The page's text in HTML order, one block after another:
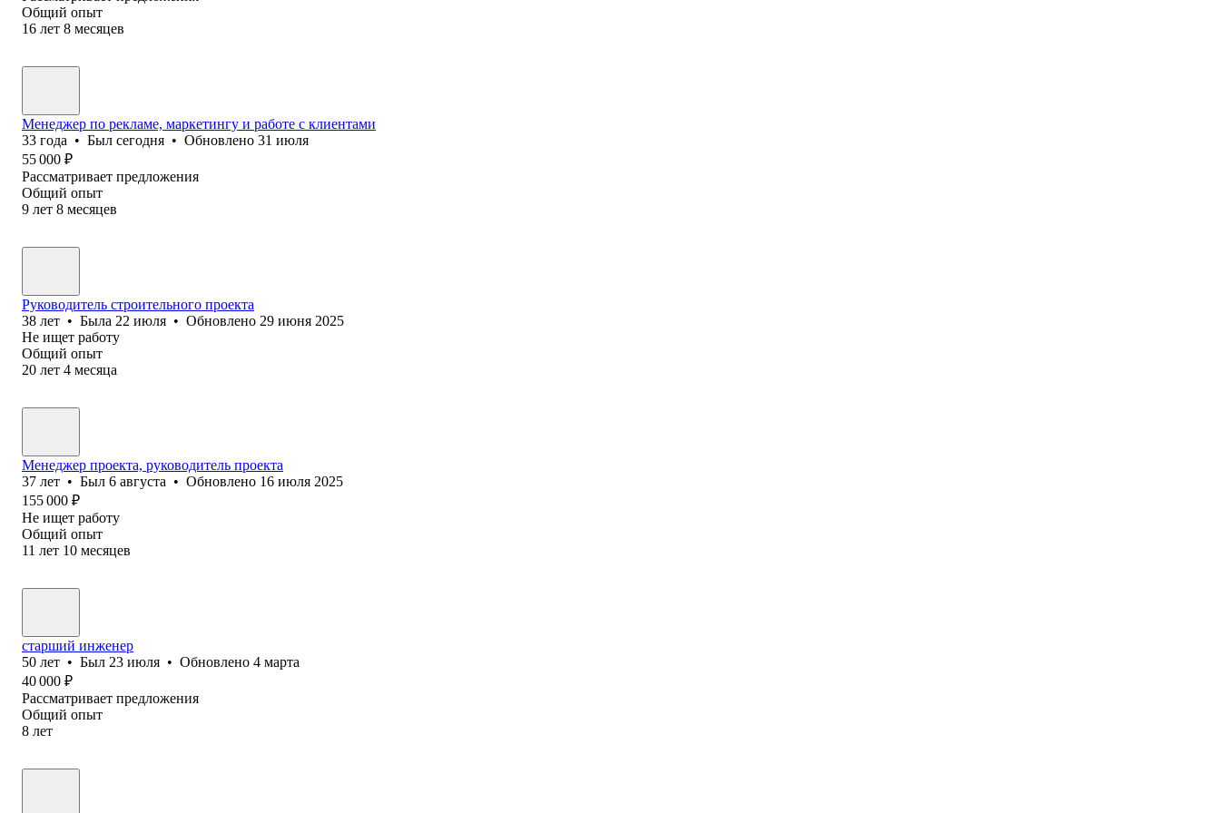
Общий опыт
16 лет 8 месяцев
Менеджер по рекламе, маркетингу и работе с клиентами
33 года • Был сегодня • Обновлено 31 июля
55 000 ₽
Рассматривает предложения
Общий опыт
9 лет 8 месяцев
Руководитель строительного проекта
38 лет • Была 22 июля • Обновлено 29 июня 2025
Не ищет работу
Общий опыт
20 лет 4 месяца
Менеджер проекта, руководитель проекта
37 лет • Был 6 августа • Обновлено 16 июля 2025
155 000 ₽
Не ищет работу
Общий опыт
11 лет 10 месяцев
старший инженер
50 лет • Был 23 июля • Обновлено 4 марта
40 000 ₽
Рассматривает предложения
Общий опыт
8 лет